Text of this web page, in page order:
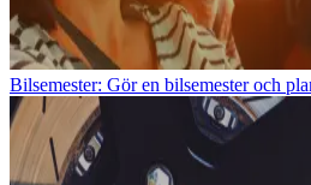
Bilsemester: Gör en bilsemester och